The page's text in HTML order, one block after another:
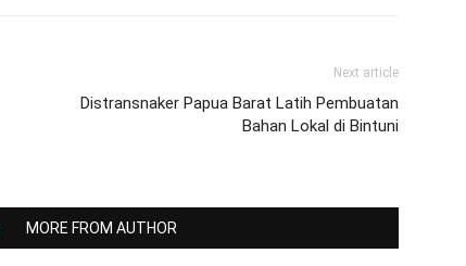
Next article
Distransnaker Papua Barat Latih Pembuatan
Bahan Lokal di Bintuni
MORE FROM AUTHOR